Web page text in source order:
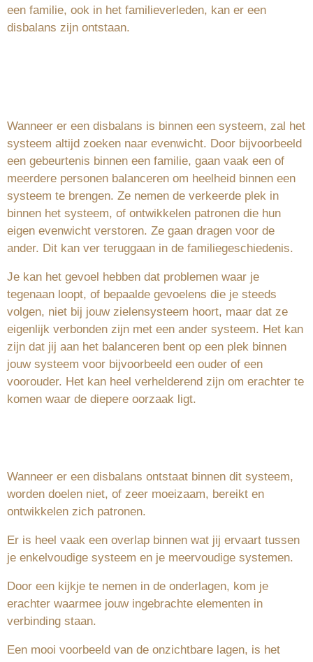
een familie, ook in het familieverleden, kan er een
disbalans zijn ontstaan.
Wanneer er een disbalans is binnen een systeem, zal het
systeem altijd zoeken naar evenwicht. Door bijvoorbeeld
een gebeurtenis binnen een familie, gaan vaak een of
meerdere personen balanceren om heelheid binnen een
systeem te brengen. Ze nemen de verkeerde plek in
binnen het systeem, of ontwikkelen patronen die hun
eigen evenwicht verstoren. Ze gaan dragen voor de
ander. Dit kan ver teruggaan in de familiegeschiedenis.
Je kan het gevoel hebben dat problemen waar je
tegenaan loopt, of bepaalde gevoelens die je steeds
volgen, niet bij jouw zielensysteem hoort, maar dat ze
eigenlijk verbonden zijn met een ander systeem. Het kan
zijn dat jij aan het balanceren bent op een plek binnen
jouw systeem voor bijvoorbeeld een ouder of een
voorouder. Het kan heel verhelderend zijn om erachter te
komen waar de diepere oorzaak ligt.
Wanneer er een disbalans ontstaat binnen dit systeem,
worden doelen niet, of zeer moeizaam, bereikt en
ontwikkelen zich patronen.
Er is heel vaak een overlap binnen wat jij ervaart tussen
je enkelvoudige systeem en je meervoudige systemen.
Door een kijkje te nemen in de onderlagen, kom je
erachter waarmee jouw ingebrachte elementen in
verbinding staan.
Een mooi voorbeeld van de onzichtbare lagen, is het